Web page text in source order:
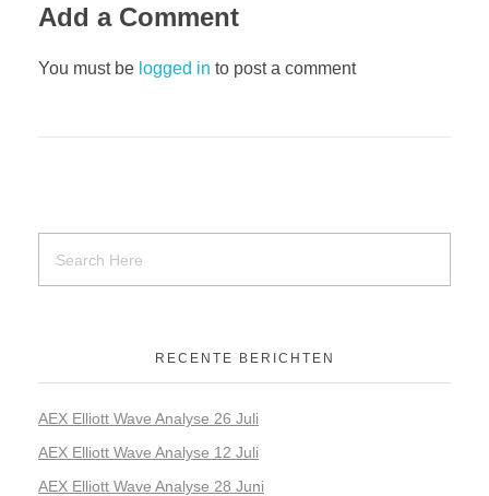
Add a Comment
You must be logged in to post a comment
RECENTE BERICHTEN
AEX Elliott Wave Analyse 26 Juli
AEX Elliott Wave Analyse 12 Juli
AEX Elliott Wave Analyse 28 Juni